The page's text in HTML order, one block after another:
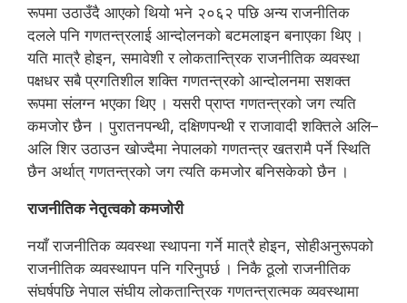
रूपमा उठाउँदै आएको थियो भने २०६२ पछि अन्य राजनीतिक
दलले पनि गणतन्त्रलाई आन्दोलनको बटमलाइन बनाएका थिए ।
यति मात्रै होइन, समावेशी र लोकतान्त्रिक राजनीतिक व्यवस्था
पक्षधर सबै प्रगतिशील शक्ति गणतन्त्रको आन्दोलनमा सशक्त
रूपमा संलग्न भएका थिए । यसरी प्राप्त गणतन्त्रको जग त्यति
कमजोर छैन । पुरातनपन्थी, दक्षिणपन्थी र राजावादी शक्तिले अलि–
अलि शिर उठाउन खोज्दैमा नेपालको गणतन्त्र खतरामै पर्ने स्थिति
छैन अर्थात् गणतन्त्रको जग त्यति कमजोर बनिसकेको छैन ।
राजनीतिक नेतृत्वको कमजोरी
नयाँ राजनीतिक व्यवस्था स्थापना गर्ने मात्रै होइन, सोहीअनुरूपको
राजनीतिक व्यवस्थापन पनि गरिनुपर्छ । निकै ठूलो राजनीतिक
संघर्षपछि नेपाल संघीय लोकतान्त्रिक गणतन्त्रात्मक व्यवस्थामा